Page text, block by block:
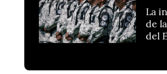
La
de
del